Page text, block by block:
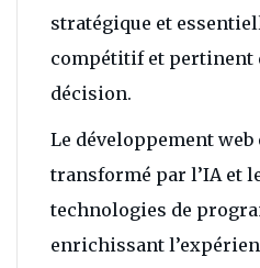
stratégique et
compétitif et pertinent
décision.
Le développement
transformé par l’IA et
technologies de
enrichissant